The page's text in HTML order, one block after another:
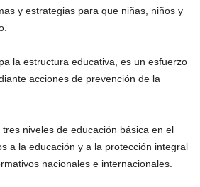
y estrategias para que niñas, niños y
la estructura educativa, es un esfuerzo
acciones de prevención de la
niveles de educación básica en el
a la educación y a la protección integral
nacionales e internacionales.